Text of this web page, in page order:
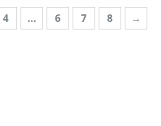
4 … 6 7 8 →